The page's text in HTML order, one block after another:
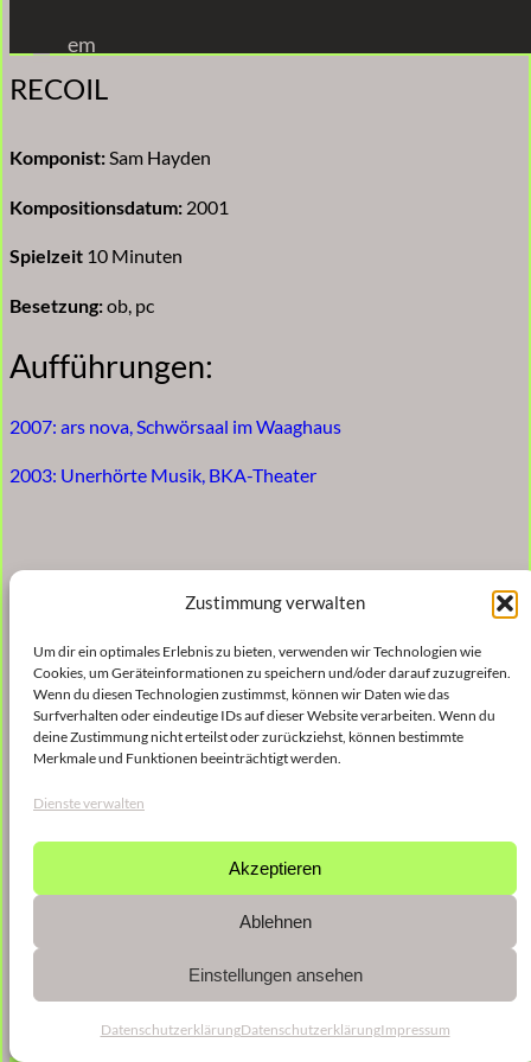
Zustimmung verwalten
Um dir ein optimales Erlebnis zu bieten, verwenden wir Technologien wie
Cookies, um Geräteinformationen zu speichern und/oder darauf zuzugreifen.
Wenn du diesen Technologien zustimmst, können wir Daten wie das
Surfverhalten oder eindeutige IDs auf dieser Website verarbeiten. Wenn du
deine Zustimmung nicht erteilst oder zurückziehst, können bestimmte
Merkmale und Funktionen beeinträchtigt werden.
Dienste verwalten
Akzeptieren
Ablehnen
Einstellungen ansehen
DatenschutzerklärungDatenschutzerklärungImpressum
Inhalt
springen
em
RECOIL
Komponist:Sam Hayden
Kompositionsdatum: 2001
Spielzeit 10 Minuten
Besetzung:ob, pc
Aufführungen:
2007: ars nova, Schwörsaal im Waaghaus
2003: Unerhörte Musik, BKA-Theater